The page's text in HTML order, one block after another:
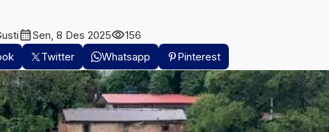
calendar_monthSen, 8 Des 2025visibility156
Twitter Whatsapp Pinterest